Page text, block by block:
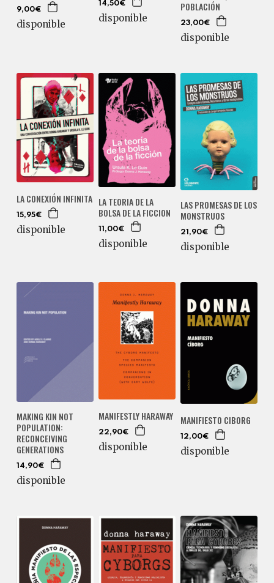
9,00€
disponible
14,50€
disponible
POBLACIÓN
23,00€
disponible
LA CONEXIÓN INFINITA
15,95€
disponible
LA TEORIA DE LA
BOLSA DE LA FICCION
11,00€
disponible
LAS PROMESAS DE LOS
MONSTRUOS
21,90€
disponible
MAKING KIN NOT
POPULATION:
RECONCEIVING
GENERATIONS
14,90€
disponible
MANIFESTLY HARAWAY
22,90€
disponible
MANIFIESTO CIBORG
12,00€
disponible